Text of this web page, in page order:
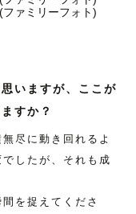
いますが、ここが
すか？
尽に動き回れるよ
したが、それも成
を捉えてくださ